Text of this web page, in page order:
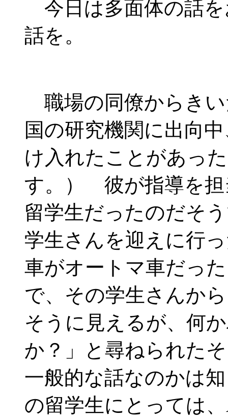
今日は多面体の話
話を。
職場の同僚からき
国の研究機関に出向
け入れたことがあっ
す。） 彼が指導を担
留学生だったのだそ
学生さんを迎えに行
車がオートマ車だっ
で、その学生さんか
そうに見えるが、何
か？」と尋ねられた
一般的な話なのかは
の留学生にとっては